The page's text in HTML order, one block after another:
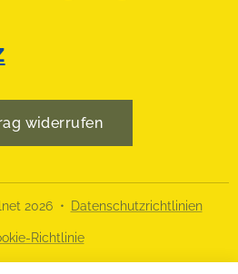
widerrufen
2026 Datenschutzrichtlinien
Richtlinie